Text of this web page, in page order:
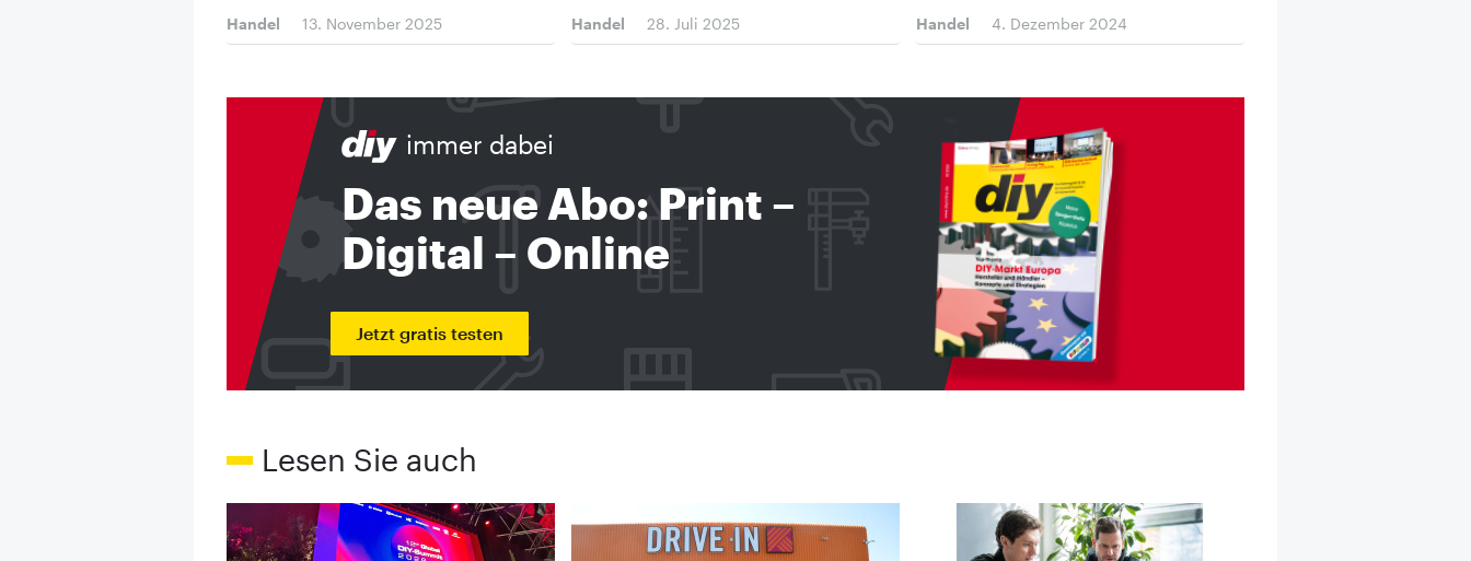
Handel
13. November 2025
Handel
28. Juli 2025
Handel
4. Dezember 2024
immer dabei
Das neue Abo: Print –
Digital – Online
Jetzt gratis testen
Lesen Sie auch